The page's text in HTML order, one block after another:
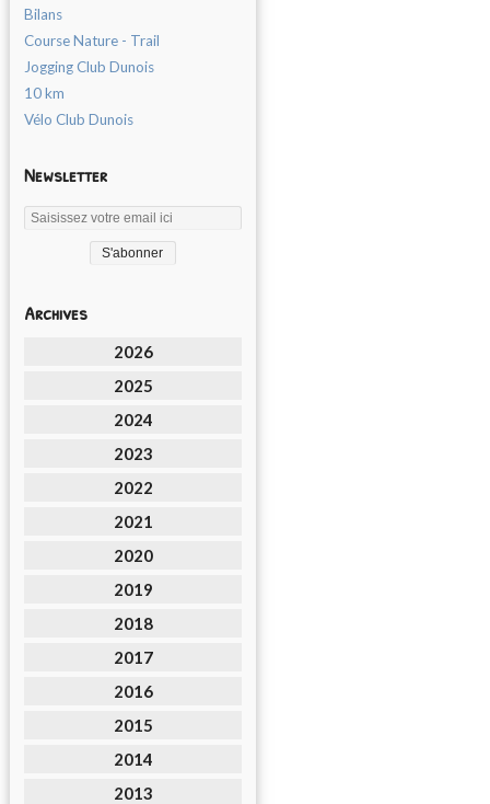
Bilans
Course Nature - Trail
Jogging Club Dunois
10 km
Vélo Club Dunois
Newsletter
Archives
2026
2025
2024
2023
2022
2021
2020
2019
2018
2017
2016
2015
2014
2013